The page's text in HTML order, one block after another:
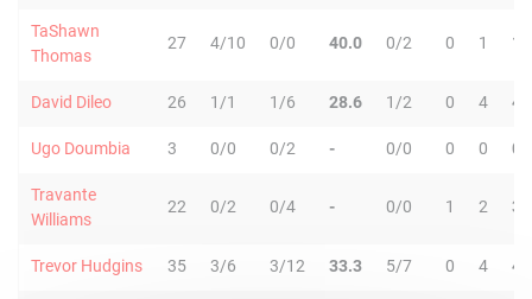
TaShawn
Thomas
27 4/10 0/0 40.0 0/2 0 1 1
David Dileo 26 1/1 1/6 28.6 1/2 0 4 4
Ugo Doumbia 3 0/0 0/2 - 0/0 0 0 0
Travante
Williams
22 0/2 0/4 - 0/0 1 2 3
Trevor Hudgins 35 3/6 3/12 33.3 5/7 0 4 4